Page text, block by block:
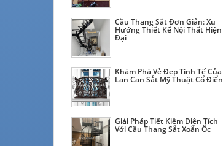
Cầu Thang Sắt Đơn Giản: Xu
Hướng Thiết Kế Nội Thất Hiện
Đại
Khám Phá Vẻ Đẹp Tinh Tế Của
Lan Can Sắt Mỹ Thuật Cổ Điển
Giải Pháp Tiết Kiệm Diện Tích
Với Cầu Thang Sắt Xoắn Ốc